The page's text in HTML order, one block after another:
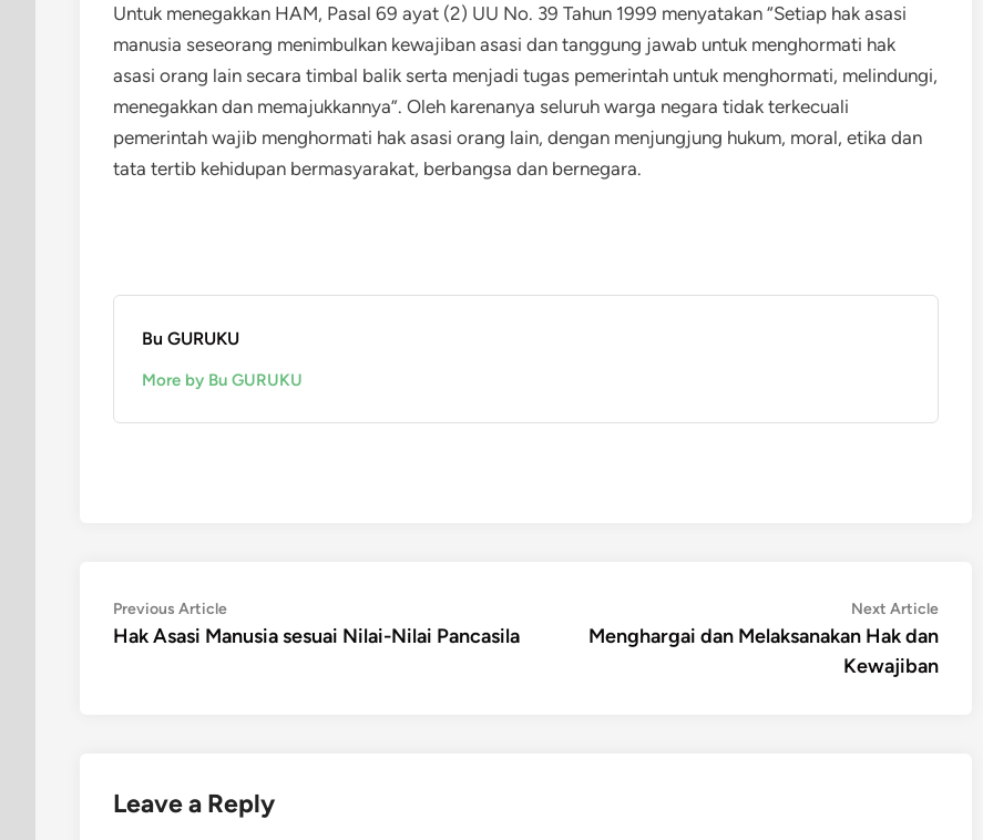
Untuk menegakkan HAM, Pasal 69 ayat (2) UU No. 39 Tahun 1999 menyatakan “Setiap hak asasi
manusia seseorang menimbulkan kewajiban asasi dan tanggung jawab untuk menghormati hak
asasi orang lain secara timbal balik serta menjadi tugas pemerintah untuk menghormati, melindungi,
menegakkan dan memajukkannya”. Oleh karenanya seluruh warga negara tidak terkecuali
pemerintah wajib menghormati hak asasi orang lain, dengan menjungjung hukum, moral, etika dan
tata tertib kehidupan bermasyarakat, berbangsa dan bernegara.
Bu GURUKU
More by Bu GURUKU
Post
navigation
Previous ArticlePrevious
article:
Hak Asasi Manusia sesuai Nilai-Nilai Pancasila
Next ArticleNext
article:
Menghargai dan Melaksanakan Hak dan
Kewajiban
Leave a Reply